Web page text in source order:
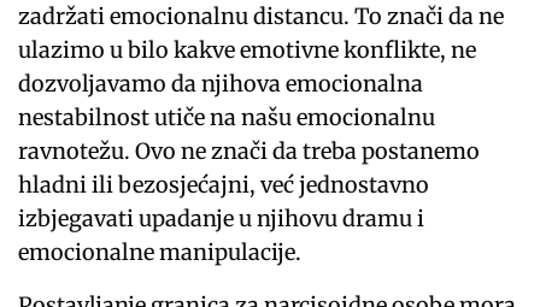
zadržati emocionalnu distancu. To znači da ne
ulazimo u bilo kakve emotivne konflikte, ne
dozvoljavamo da njihova emocionalna
nestabilnost utiče na našu emocionalnu
ravnotežu. Ovo ne znači da treba postanemo
hladni ili bezosjećajni, već jednostavno
izbjegavati upadanje u njihovu dramu i
emocionalne manipulacije.